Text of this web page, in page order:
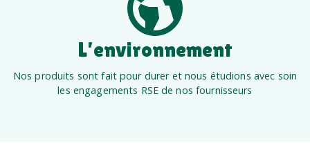
L’environnement
Nos produits sont fait pour durer et nous étudions avec soin
les engagements RSE de nos fournisseurs